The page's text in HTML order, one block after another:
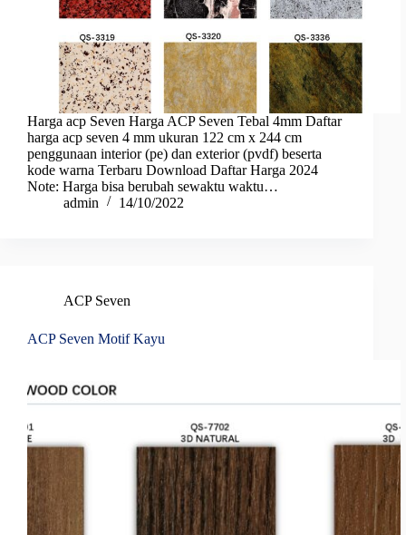
Harga acp Seven Harga ACP Seven Tebal 4mm Daftar
harga acp seven 4 mm ukuran 122 cm x 244 cm
penggunaan interior (pe) dan exterior (pvdf) beserta
kode warna Terbaru Download Daftar Harga 2024
Note: Harga bisa berubah sewaktu waktu…
admin
14/10/2022
ACP Seven
ACP Seven Motif Kayu